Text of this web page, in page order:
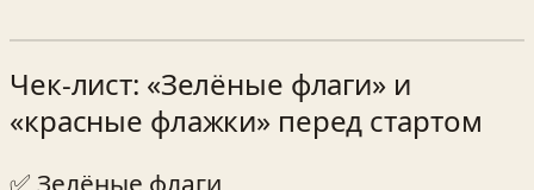
Чек-лист: «Зелёные флаги» и
«красные флажки» перед стартом
✅ Зелёные флаги